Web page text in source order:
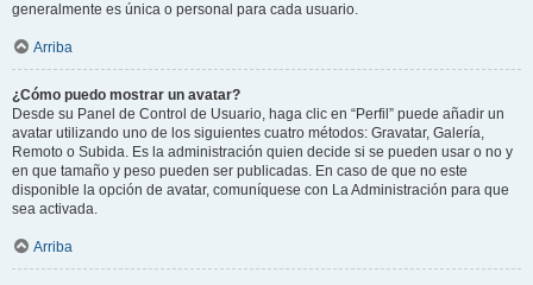
generalmente es única o personal para cada usuario.
Arriba
¿Cómo puedo mostrar un avatar?
Desde su Panel de Control de Usuario, haga clic en “Perfil” puede añadir un
avatar utilizando uno de los siguientes cuatro métodos: Gravatar, Galería,
Remoto o Subida. Es la administración quien decide si se pueden usar o no y
en que tamaño y peso pueden ser publicadas. En caso de que no este
disponible la opción de avatar, comuníquese con La Administración para que
sea activada.
Arriba